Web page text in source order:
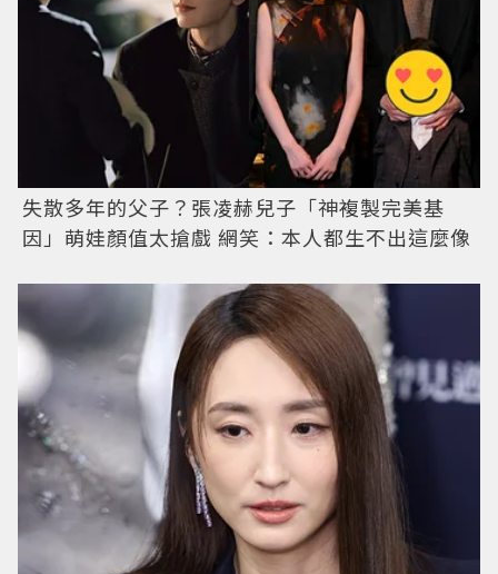
失散多年的父子？張凌赫兒子「神複製完美基
因」萌娃顏值太搶戲 網笑：本人都生不出這麼像